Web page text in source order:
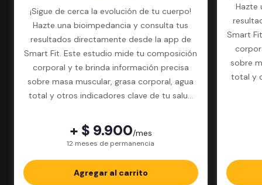
¡Sigue de cerca la evolución de tu cuerpo!
Hazte una bioimpedancia y consulta tus
resultados directamente desde la app de
Smart Fit. Este estudio mide tu composición
corporal y te brinda información precisa
sobre masa muscular, grasa corporal, agua
total y otros indicadores clave de tu salud
+ $ 9.900/mes
12 meses de permanencia
Agregar al carrito
Hazte
Smart
sobre
total y